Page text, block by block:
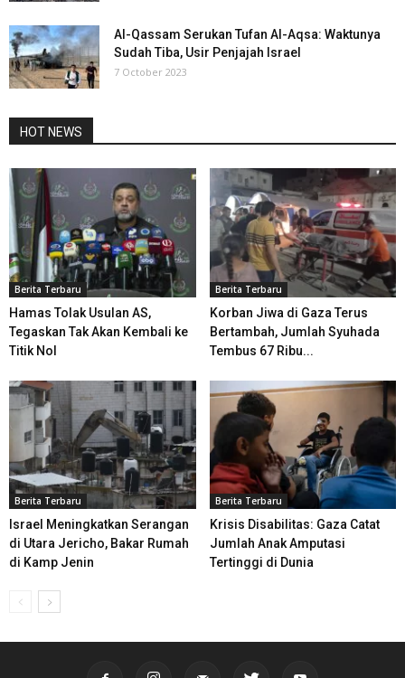
Al-Qassam Serukan Tufan Al-Aqsa: Waktunya
Sudah Tiba, Usir Penjajah Israel
7 October 2023
HOT NEWS
Berita Terbaru
Hamas Tolak Usulan AS,
Tegaskan Tak Akan Kembali ke
Titik Nol
Berita Terbaru
Korban Jiwa di Gaza Terus
Bertambah, Jumlah Syuhada
Tembus 67 Ribu...
Berita Terbaru
Israel Meningkatkan Serangan
di Utara Jericho, Bakar Rumah
di Kamp Jenin
Berita Terbaru
Krisis Disabilitas: Gaza Catat
Jumlah Anak Amputasi
Tertinggi di Dunia